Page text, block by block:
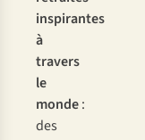
inspirantes
à
travers
le
monde:
des